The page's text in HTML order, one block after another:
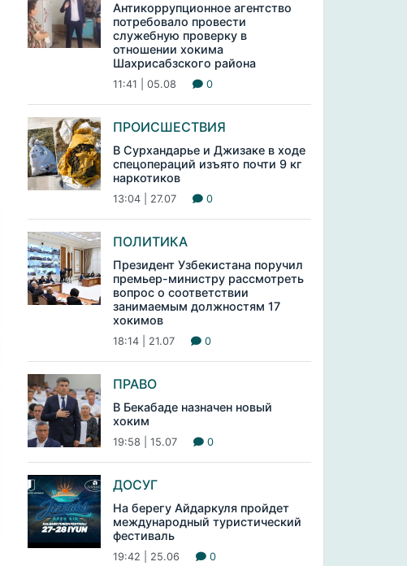
Антикоррупционное агентство
потребовало провести
служебную проверку в
отношении хокима
Шахрисабзского района
11:41 | 05.08 0
ПРОИСШЕСТВИЯ
В Сурхандарье и Джизаке в ходе
спецопераций изъято почти 9 кг
наркотиков
13:04 | 27.07 0
ПОЛИТИКА
Президент Узбекистана поручил
премьер-министру рассмотреть
вопрос о соответствии
занимаемым должностям 17
хокимов
18:14 | 21.07 0
ПРАВО
В Бекабаде назначен новый
хоким
19:58 | 15.07 0
ДОСУГ
На берегу Айдаркуля пройдет
международный туристический
фестиваль
19:42 | 25.06 0